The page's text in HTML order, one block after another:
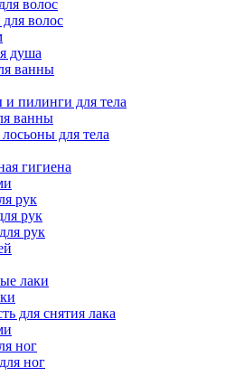
волос
волос
душа
ванны
пилинги для тела
ванны
для тела
гигиена
рук
рук
рук
лаки
для снятия лака
ног
ног